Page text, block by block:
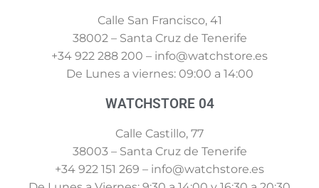
Calle San Francisco, 41
38002 – Santa Cruz de Tenerife
+34 922 288 200 – info@watchstore.es
De Lunes a viernes: 09:00 a 14:00
WATCHSTORE 04
Calle Castillo, 77
38003 – Santa Cruz de Tenerife
+34 922 151 269 – info@watchstore.es